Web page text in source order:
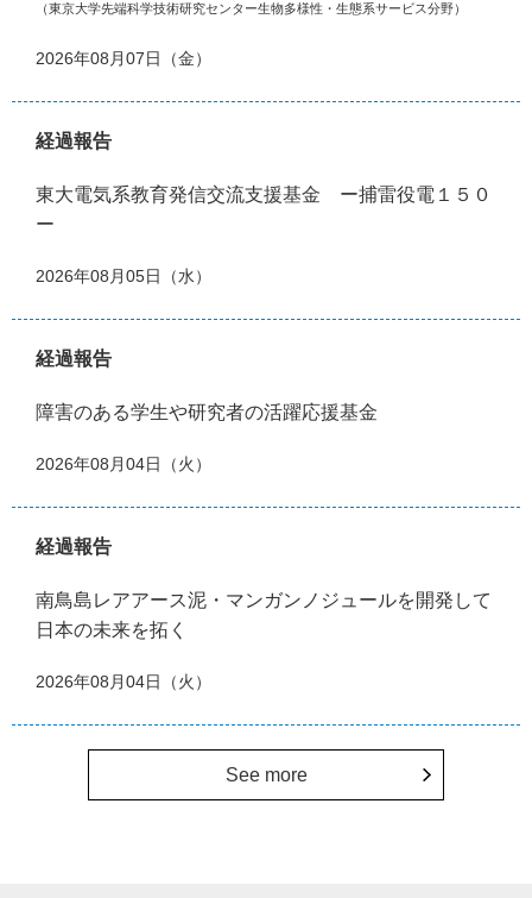
（東京大学先端科学技術研究センター生物多様性・生態系サービス分野）
2026年08月07日（金）
経過報告
東大電気系教育発信交流支援基金 ー捕雷役電１５０
ー
2026年08月05日（水）
経過報告
障害のある学生や研究者の活躍応援基金
2026年08月04日（火）
経過報告
南鳥島レアアース泥・マンガンノジュールを開発して
日本の未来を拓く
2026年08月04日（火）
See more